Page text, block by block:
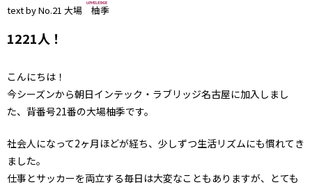
text by No.21 大場 柚季
1221人！
こんにちは！
今シーズンから朝日インテック・ラブリッジ名古屋に加入しまし
た、背番号21番の大場柚季です。
社会人になって2ヶ月ほどが経ち、少しずつ生活リズムにも慣れてき
ました。
仕事とサッカーを両立する毎日は大変なこともありますが、とても